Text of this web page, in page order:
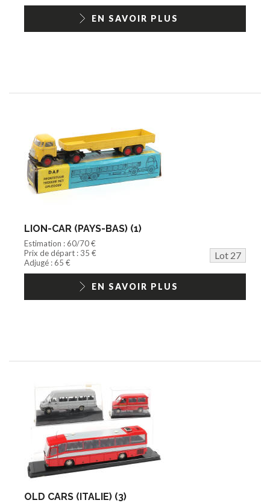
EN SAVOIR PLUS
LION-CAR (PAYS-BAS) (1)
Estimation : 60/70 €
Prix de départ : 35 €
Lot 27
Adjugé : 65 €
EN SAVOIR PLUS
OLD CARS (ITALIE) (3)